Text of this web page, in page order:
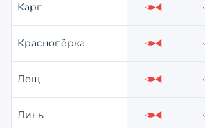
Карп Слабо
Краснопёрка Слабо
Лещ Слабо
Линь Слабо